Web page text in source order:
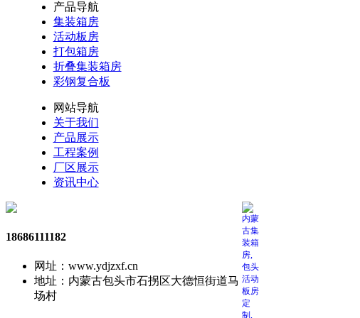
产品导航
集装箱房
活动板房
打包箱房
折叠集装箱房
彩钢复合板
网站导航
关于我们
产品展示
工程案例
厂区展示
资讯中心
18686111182
网址：www.ydjzxf.cn
地址：内蒙古包头市石拐区大德恒街道马
场村